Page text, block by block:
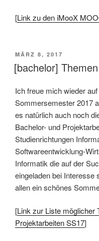
[Link zu den iMooX
VERÖFFENTLICHT
AM
MÄRZ 8, 2017
[bachelor]
Ich freue mich wieder
Sommersemester 2017
es natürlich auch noch
Bachelor- und
Studienrichtungen
Softwareentwicklung-
Informatik die auf der
eingeladen bei Interesse
allen ein schönes
[Link zur Liste möglicher
Projektarbeiten SS17]